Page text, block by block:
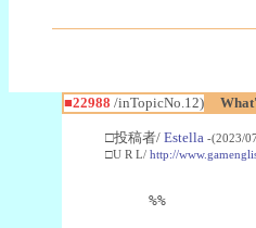
■22988 /inTopicNo.12)
□投稿者/ Estella -(2023/
□U R L/ http://
%%